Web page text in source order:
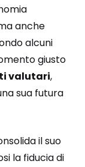
anche
alcuni
giusto
valutari,
sua futura
il suo
la fiducia di